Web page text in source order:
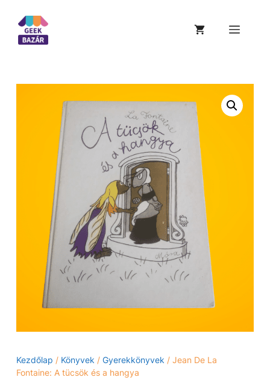
Kezdőlap / Könyvek / Gyerekkönyvek / Jean De La
Fontaine: A tücsök és a hangya